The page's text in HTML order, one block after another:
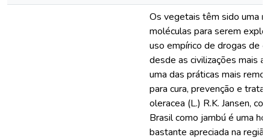
Os vegetais têm sido uma
moléculas para serem
uso empírico de drogas de
desde as civilizações mais
uma das práticas mais
para cura, prevenção e
oleracea (L.) R.K. Jansen,
Brasil como jambú é uma
bastante apreciada na